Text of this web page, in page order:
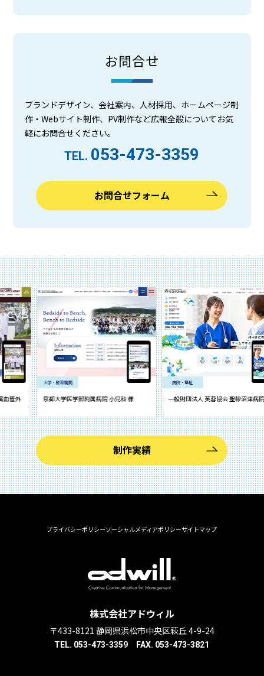
お問合せ
ブランドデザイン、会社案内、人材採用、ホームページ制
作・Webサイト制作、PV制作など広報全般についてお気
軽にお問合せください。
TEL. 053-473-3359
お問合せフォーム
大学・教育機関
京都大学医学部附属病院 小児科 様
病院・福祉
一般財団法人 芙蓉協会 聖隷沼津病院 様
制作実績
プライバシーポリシーソーシャルメディアポリシーサイトマップ
株式会社アドウィル
〒433-8121 静岡県浜松市中央区萩丘 4-9-24
TEL. 053-473-3359 FAX. 053-473-3821